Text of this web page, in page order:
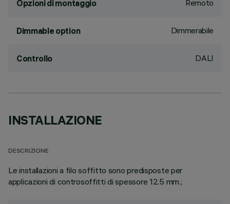
Opzioni di montaggio Remoto
Dimmable option Dimmerabile
Controllo DALI
INSTALLAZIONE
DESCRIZIONE
Le installazioni a filo soffitto sono predisposte per
applicazioni di controsoffitti di spessore 12.5 mm.;